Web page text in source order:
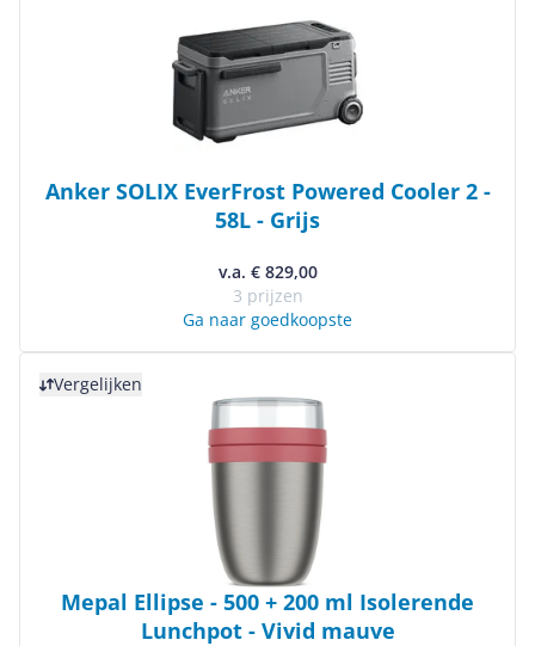
Anker SOLIX EverFrost Powered Cooler 2 -
58L - Grijs
v.a. € 829,00
3 prijzen
Ga naar goedkoopste
Vergelijken
Mepal Ellipse - 500 + 200 ml Isolerende
Lunchpot - Vivid mauve